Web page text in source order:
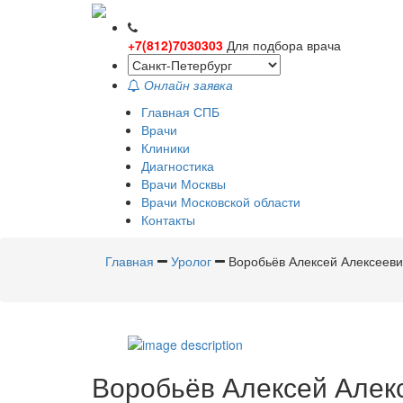
+7(812)7030303 Для подбора врача
Онлайн заявка
Главная СПБ
Врачи
Клиники
Диагностика
Врачи Москвы
Врачи Московской области
Контакты
Главная Уролог Воробьёв Алексей
Воробьёв Алексей